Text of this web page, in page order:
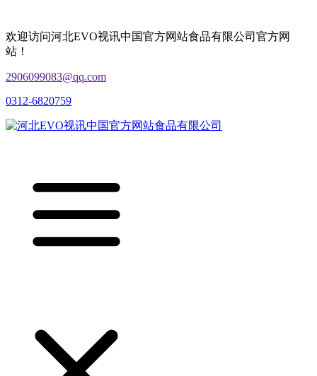
欢迎访问河北EVO视讯中国官方网站食品有限公司官方网
站！
2906099083@qq.com
0312-6820759